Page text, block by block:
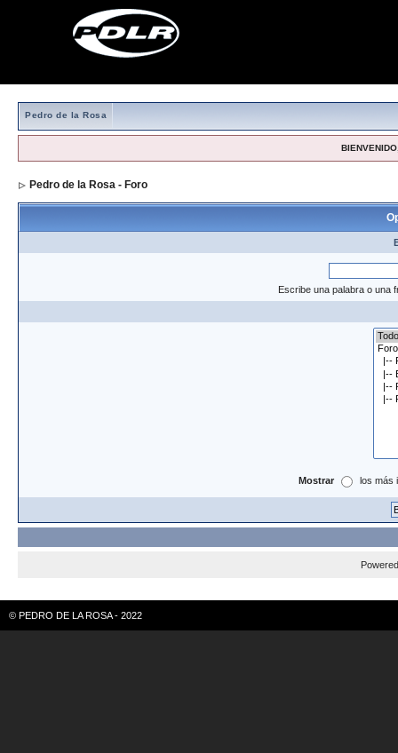
Pedro de la Rosa
Pedro de la Rosa - Foro
Escribe una palabra o una
Mostrar los más
© PEDRO DE LA ROSA - 2022